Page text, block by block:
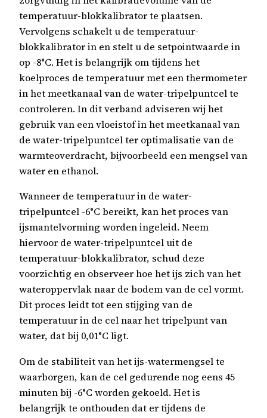
temperatuur-blokkalibrator te plaatsen.
Vervolgens schakelt u de temperatuur-
blokkalibrator in en stelt u de setpointwaarde in
op -8°C. Het is belangrijk om tijdens het
koelproces de temperatuur met een thermometer
in het meetkanaal van de water-tripelpuntcel te
controleren. In dit verband adviseren wij het
gebruik van een vloeistof in het meetkanaal van
de water-tripelpuntcel ter optimalisatie van de
warmteoverdracht, bijvoorbeeld een mengsel van
water en ethanol.
Wanneer de temperatuur in de water-
tripelpuntcel -6°C bereikt, kan het proces van
ijsmantelvorming worden ingeleid. Neem
hiervoor de water-tripelpuntcel uit de
temperatuur-blokkalibrator, schud deze
voorzichtig en observeer hoe het ijs zich van het
wateroppervlak naar de bodem van de cel vormt.
Dit proces leidt tot een stijging van de
temperatuur in de cel naar het tripelpunt van
water, dat bij 0,01°C ligt.
Om de stabiliteit van het ijs-watermengsel te
waarborgen, kan de cel gedurende nog eens 45
minuten bij -6°C worden gekoeld. Het is
belangrijk te onthouden dat er tijdens de